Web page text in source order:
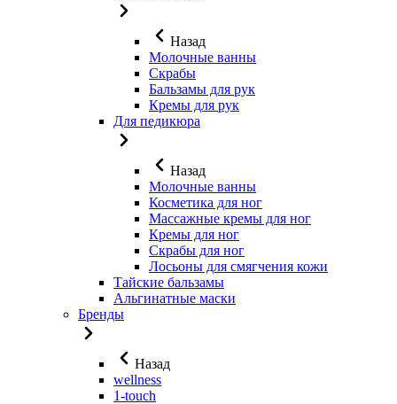
Назад
Молочные ванны
Скрабы
Бальзамы для рук
Кремы для рук
Для педикюра
Назад
Молочные ванны
Косметика для ног
Массажные кремы для ног
Кремы для ног
Скрабы для ног
Лосьоны для смягчения кожи
Тайские бальзамы
Альгинатные маски
Бренды
Назад
wellness
1-touch